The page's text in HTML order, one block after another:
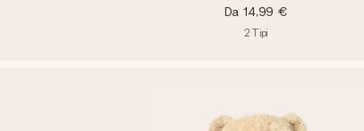
Da 14,99 €
2 Tipi